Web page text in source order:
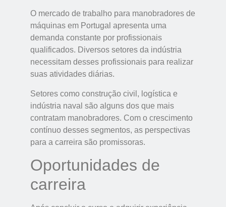
O mercado de trabalho para manobradores de
máquinas em Portugal apresenta uma
demanda constante por profissionais
qualificados. Diversos setores da indústria
necessitam desses profissionais para realizar
suas atividades diárias.
Setores como construção civil, logística e
indústria naval são alguns dos que mais
contratam manobradores. Com o crescimento
contínuo desses segmentos, as perspectivas
para a carreira são promissoras.
Oportunidades de
carreira